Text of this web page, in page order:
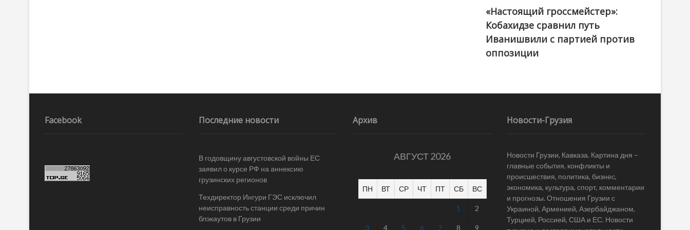
@ქართული ოცნება / Georgian Dream
«Настоящий гроссмейстер»:
Кобахидзе сравнил путь
Иванишвили с партией против
оппозиции
Facebook Последние новости
В годовщину августовской войны ЕС
заявил о курсе РФ на аннексию
грузинских регионов
Техдиректор Ингури ГЭС исключил
неисправность станции среди причин
блэкаутов в Грузии
Архив
АВГУСТ 2026
ПН ВТ СР ЧТ ПТ СБ ВС
1 2
3 4 5 6 7 8 9
Новости-Грузия
Новости Грузии, Кавказа. Картина дня –
главные события, конфликты и
происшествия, политика, бизнес,
экономика, культура, спорт, комментарии
и прогнозы. Отношения Грузии с
Украиной, Арменией, Азербайджаном,
Турцией, Россией, США и ЕС. Новости